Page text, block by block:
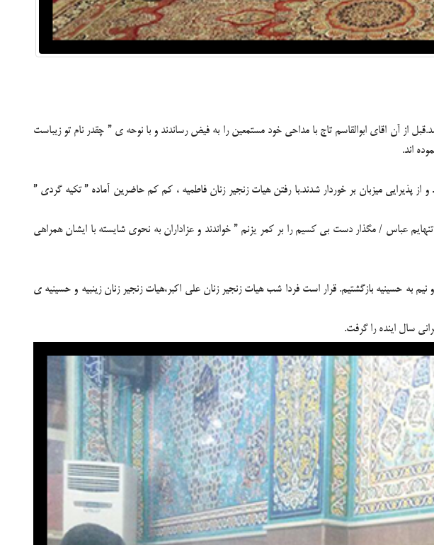
آن اقای ابوالقاسم تاج با مداحی خود مستمعین را به فیض رساندند و با نوحه ی ” چقدر نام تو زیباست
اند.
میزبان بر خوردار شدند.با رفتن هیات زنجیر زنان فاطمیه ، کم کم حاضرین آماده ” تکیه گردی ”
عباس / مگذار دست بی کسیم را بر کمر یزنم ” خواندند و عزاداران به نحوی شایسته با ایشان همراهی
به حسینیه بازگشتیم. قرار است فردا شب هیات زنجیر زنان علی اکبر،هیات زنجیر زنان زینبیه و حسینیه ی
سال اینده را گرفت.